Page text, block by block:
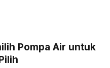
Pompa Air untuk